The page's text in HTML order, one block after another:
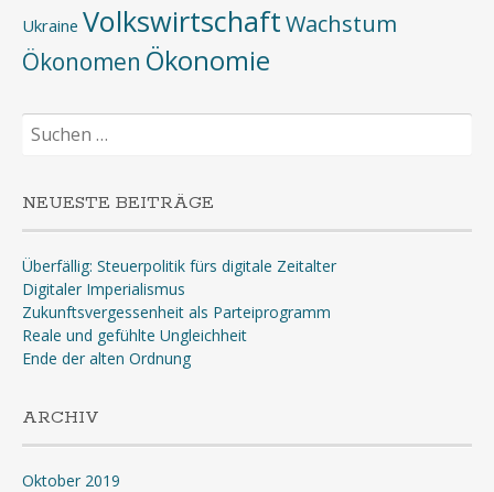
Ukraine VolkswirtschaftWachstum
Ökonomen Ökonomie
Suchen
nach:
NEUESTE BEITRÄGE
Überfällig: Steuerpolitik fürs digitale Zeitalter
Digitaler Imperialismus
Zukunftsvergessenheit als Parteiprogramm
Reale und gefühlte Ungleichheit
Ende der alten Ordnung
ARCHIV
Oktober 2019